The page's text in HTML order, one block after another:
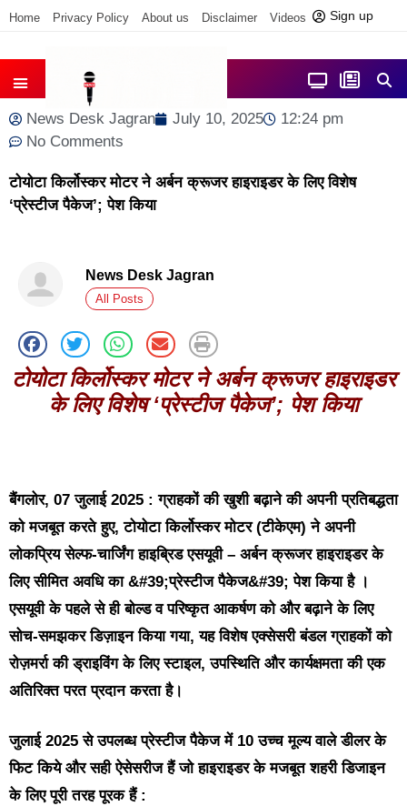
Home Privacy Policy About us Disclaimer Videos Contact us
Sign up
News Desk Jagran July 10, 2025
12:24 pm
No Comments
टोयोटा किर्लोस्कर मोटर ने अर्बन क्रूजर हाइराइडर के लिए विशेष
‘प्रेस्टीज पैकेज’; पेश किया
News Desk Jagran
All Posts
टोयोटा किर्लोस्कर मोटर ने अर्बन क्रूजर हाइराइडर
के लिए विशेष ‘प्रेस्टीज पैकेज’; पेश किया
बैंगलोर, 07 जुलाई 2025 : ग्राहकों की खुशी बढ़ाने की अपनी प्रतिबद्धता
को मजबूत करते हुए, टोयोटा किर्लोस्कर मोटर (टीकेएम) ने अपनी
लोकप्रिय सेल्फ-चार्जिंग हाइब्रिड एसयूवी – अर्बन क्रूजर हाइराइडर के
लिए सीमित अवधि का &#39;प्रेस्टीज पैकेज&#39; पेश किया है ।
एसयूवी के पहले से ही बोल्ड व परिष्कृत आकर्षण को और बढ़ाने के लिए
सोच-समझकर डिज़ाइन किया गया, यह विशेष एक्सेसरी बंडल ग्राहकों को
रोज़मर्रा की ड्राइविंग के लिए स्टाइल, उपस्थिति और कार्यक्षमता की एक
अतिरिक्त परत प्रदान करता है।
जुलाई 2025 से उपलब्ध प्रेस्टीज पैकेज में 10 उच्च मूल्य वाले डीलर के
फिट किये और सही ऐसेसरीज हैं जो हाइराइडर के मजबूत शहरी डिजाइन
के लिए पूरी तरह पूरक हैं :